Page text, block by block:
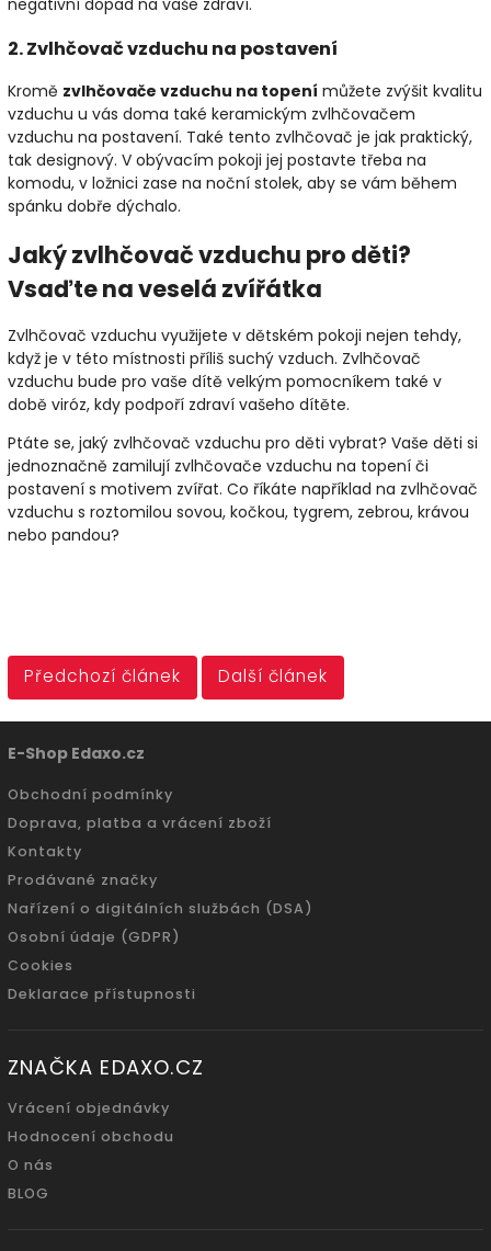
negativní dopad na vaše zdraví.
2. Zvlhčovač vzduchu na postavení
Kromě zvlhčovače vzduchu na topení můžete zvýšit kvalitu
vzduchu u vás doma také keramickým zvlhčovačem
vzduchu na postavení. Také tento zvlhčovač je jak praktický,
tak designový. V obývacím pokoji jej postavte třeba na
komodu, v ložnici zase na noční stolek, aby se vám během
spánku dobře dýchalo.
Jaký zvlhčovač vzduchu pro děti?
Vsaďte na veselá zvířátka
Zvlhčovač vzduchu využijete v dětském pokoji nejen tehdy,
když je v této místnosti příliš suchý vzduch. Zvlhčovač
vzduchu bude pro vaše dítě velkým pomocníkem také v
době viróz, kdy podpoří zdraví vašeho dítěte.
Ptáte se, jaký zvlhčovač vzduchu pro děti vybrat? Vaše děti si
jednoznačně zamilují zvlhčovače vzduchu na topení či
postavení s motivem zvířat. Co říkáte například na zvlhčovač
vzduchu s roztomilou sovou, kočkou, tygrem, zebrou, krávou
nebo pandou?
Předchozí článek Další článek
E-Shop Edaxo.cz
Obchodní podmínky
Doprava, platba a vrácení zboží
Kontakty
Prodávané značky
Nařízení o digitálních službách (DSA)
Osobní údaje (GDPR)
Cookies
Deklarace přístupnosti
ZNAČKA EDAXO.CZ
Vrácení objednávky
Hodnocení obchodu
O nás
BLOG